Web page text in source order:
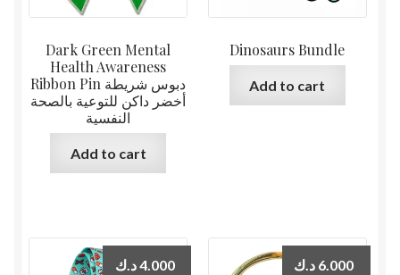
Dark Green Mental
Health Awareness
Ribbon Pin دبوس شريطة
أخضر داكن للتوعية بالصحة
النفسية
Add to cart
Dinosaurs Bundle
Add to cart
4.000د.ك 6.000 د.ك